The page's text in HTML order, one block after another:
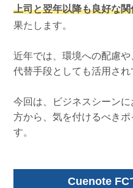
緊急参集・安否確認
SNSプロモーション支援事業
デジタルマーケティン
上司と翌年以降も良好な
果たします。
近年では、環境への配慮
代替手段としても活用され
今回は、ビジネスシーン
方から、気を付けるべき
す。
Cuenote FC